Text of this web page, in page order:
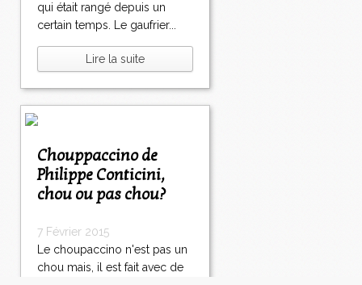
qui était rangé depuis un
certain temps. Le gaufrier...
Lire la suite
Chouppaccino de
Philippe Conticini,
chou ou pas chou?
7 Février 2015
Le choupaccino n'est pas un
chou mais, il est fait avec de